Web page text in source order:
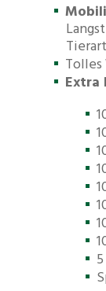
Tolles
Extra